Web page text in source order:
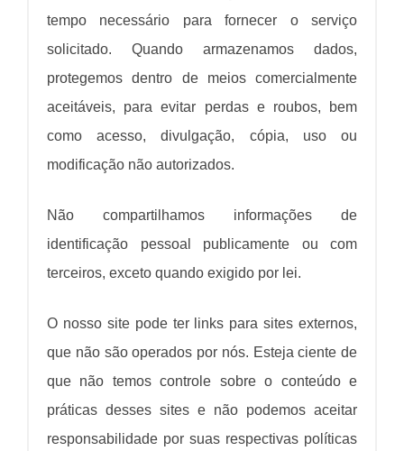
tempo necessário para fornecer o serviço
solicitado. Quando armazenamos dados,
protegemos dentro de meios comercialmente
aceitáveis, ​​para evitar perdas e roubos, bem
como acesso, divulgação, cópia, uso ou
modificação não autorizados.
Não compartilhamos informações de
identificação pessoal publicamente ou com
terceiros, exceto quando exigido por lei.
O nosso site pode ter links para sites externos,
que não são operados por nós. Esteja ciente de
que não temos controle sobre o conteúdo e
práticas desses sites e não podemos aceitar
responsabilidade por suas respectivas políticas